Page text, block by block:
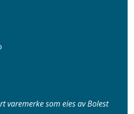
varemerke som eies av Bolest